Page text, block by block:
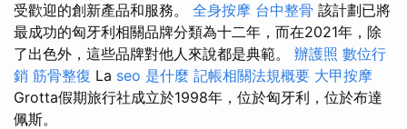
受歡迎的創新產品和服務。 全身按摩 台中整骨 該計劃已將
最成功的匈牙利相關品牌分類為十二年，而在2021年，除
了出色外，這些品牌對他人來說都是典範。 辦護照 數位行
銷 筋骨整復 La seo 是什麼 記帳相關法規概要 大甲按摩
Grotta假期旅行社成立於1998年，位於匈牙利，位於布達
佩斯。